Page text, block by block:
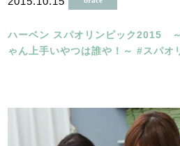
ハーベン スパオリンピック2015
ゃん上手いやつは誰や！～ #スパオ